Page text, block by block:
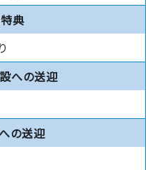
典
への送迎
の送迎